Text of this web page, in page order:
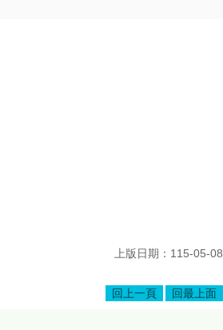
上版日期：115-05-08
回上一頁 回最上面